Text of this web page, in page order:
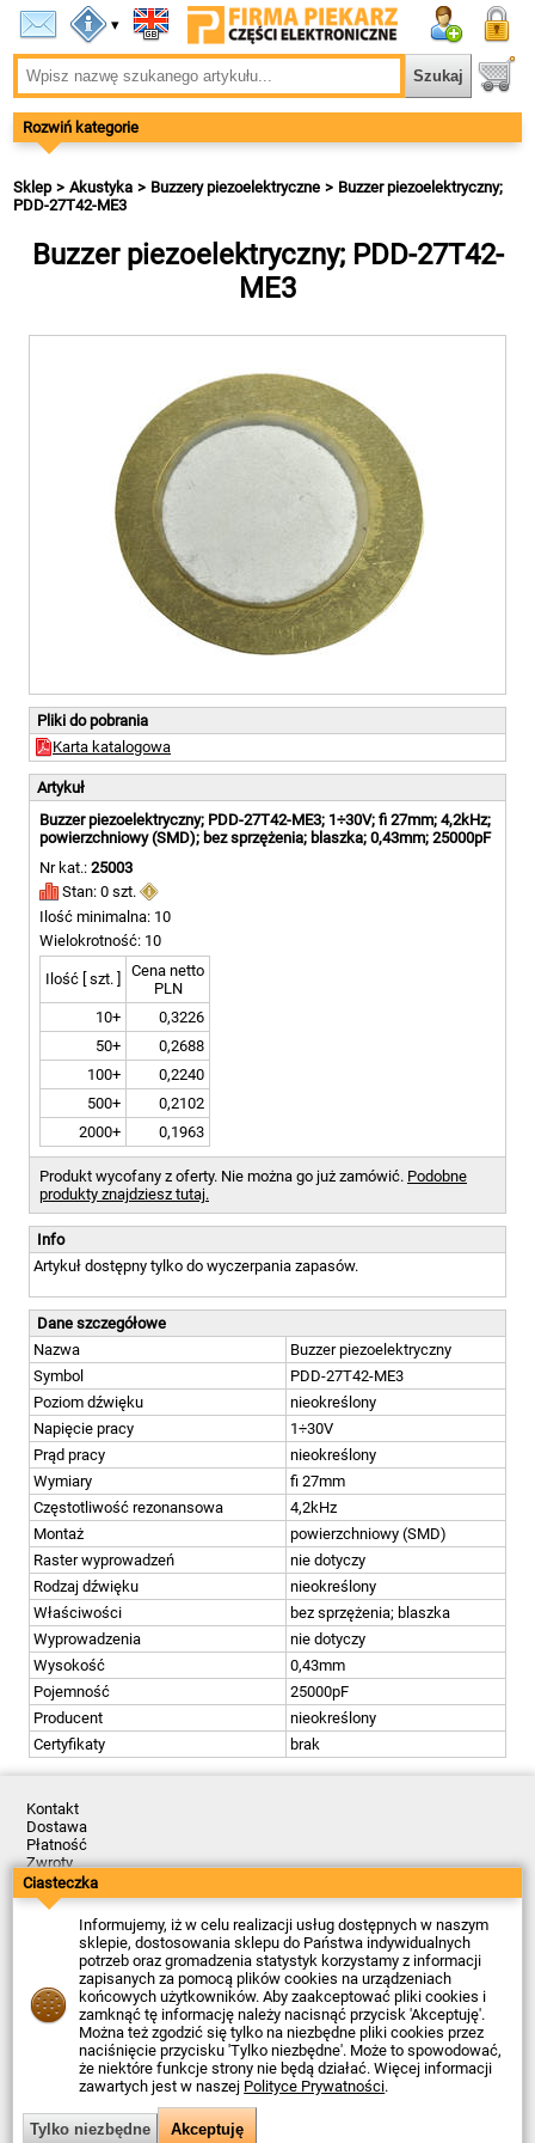
▾
Rozwiń kategorie
Sklep Akustyka Buzzery piezoelektryczne
Buzzer piezoelektryczny;
PDD-27T42-ME3
Buzzer piezoelektryczny; PDD-27T42-
ME3
Pliki do pobrania
Karta katalogowa
Artykuł
Buzzer piezoelektryczny; PDD-27T42-ME3; 1÷30V; fi 27mm; 4,2kHz;
powierzchniowy (SMD); bez sprzężenia; blaszka; 0,43mm; 25000pF
Nr kat.: 25003
Stan: 0 szt.
Ilość minimalna: 10
Wielokrotność: 10
Ilość [ szt. ]
Cena netto
PLN
10+
0,3226
50+
0,2688
100+
0,2240
500+
0,2102
2000+
0,1963
Produkt wycofany z oferty. Nie można go już zamówić. Podobne
produkty znajdziesz tutaj.
Info
Artykuł dostępny tylko do wyczerpania zapasów.
Dane szczegółowe
Nazwa
Buzzer piezoelektryczny
Symbol
PDD-27T42-ME3
Poziom dźwięku
nieokreślony
Napięcie pracy
1÷30V
Prąd pracy
nieokreślony
Wymiary
fi 27mm
Częstotliwość rezonansowa
4,2kHz
Montaż
powierzchniowy (SMD)
Raster wyprowadzeń
nie dotyczy
Rodzaj dźwięku
nieokreślony
Właściwości
bez sprzężenia; blaszka
Wyprowadzenia
nie dotyczy
Wysokość
0,43mm
Pojemność
25000pF
Producent
nieokreślony
Certyfikaty
brak
Kontakt
Dostawa
Płatność
Zwroty
Reklamacje
Regulamin
Polityka Prywatności
O Firmie
Data ostatniej aktualizacji: 2026-08-10
© Firma Piekarz Sp. z o.o. 2000-2026
Sklep elektroniczny Firma Piekarz Sp. z o.o.
ul. Wólczyńska 206
01-919 Warszawa
NIP: 118-15-77-240
Email:sprzedaz@piekarz.pl
Ciasteczka
Informujemy, iż w celu realizacji usług dostępnych w naszym
sklepie, dostosowania sklepu do Państwa indywidualnych
potrzeb oraz gromadzenia statystyk korzystamy z informacji
zapisanych za pomocą plików cookies na urządzeniach
końcowych użytkowników. Aby zaakceptować pliki cookies i
zamknąć tę informację należy nacisnąć przycisk 'Akceptuję'.
Można też zgodzić się tylko na niezbędne pliki cookies przez
naciśnięcie przycisku 'Tylko niezbędne'. Może to spowodować,
że niektóre funkcje strony nie będą działać. Więcej informacji
zawartych jest w naszej Polityce Prywatności.